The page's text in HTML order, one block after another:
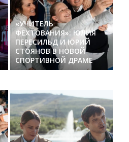
«УЧИТЕЛЬ
ФЕХТОВАНИЯ»: ЮЛИЯ
ПЕРЕСИЛЬД И ЮРИЙ
СТОЯНОВ В НОВОЙ
СПОРТИВНОЙ ДРАМЕ